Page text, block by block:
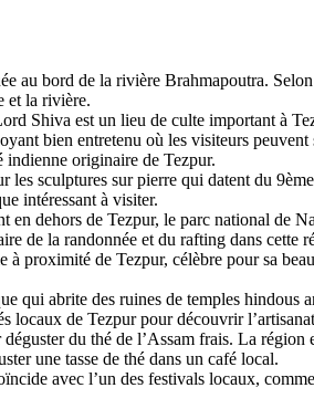
au bord de la rivière Brahmapoutra.
et la rivière.
Shiva est un lieu de culte important à
bien entretenu où les visiteurs
originaire de Tezpur.
les sculptures sur pierre qui datent du
intéressant à visiter.
en dehors de Tezpur, le parc national de
de la randonnée et du rafting dans cette
à proximité de Tezpur, célèbre pour sa
qui abrite des ruines de temples hindous
locaux de Tezpur pour découvrir
du thé de l’Assam frais. La
une tasse de thé dans un café local.
avec l’un des festivals locaux,